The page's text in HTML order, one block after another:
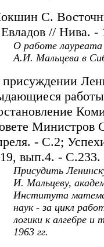
С.
// Нива. -
О работе лауреата
А.И. Мальцева в
Министров
- C.2;
вып.4. - С.233.
Присудить
И. Мальцеву,
Института
наук - за цикл
логики к алгебре и
1963 гг.